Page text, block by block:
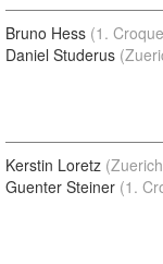
Bruno Hess (1.
Daniel Studerus
Kerstin Loretz
Guenter Steiner (1.